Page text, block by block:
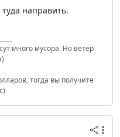
направить.
много мусора. Но ветер
тогда вы получите